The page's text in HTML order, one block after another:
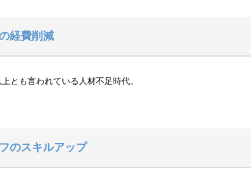
経費削減
とも言われている人材不足時代。
のスキルアップ